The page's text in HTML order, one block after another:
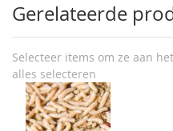
Gerelateerde
Selecteer items om ze aan
alles selecteren